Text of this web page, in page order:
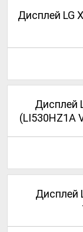
Дисплей
Дисплей
(LI530HZ1A
Дисплей LG